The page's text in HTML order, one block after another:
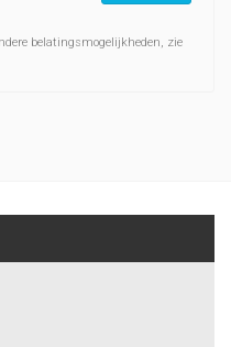
belatingsmogelijkheden, zie